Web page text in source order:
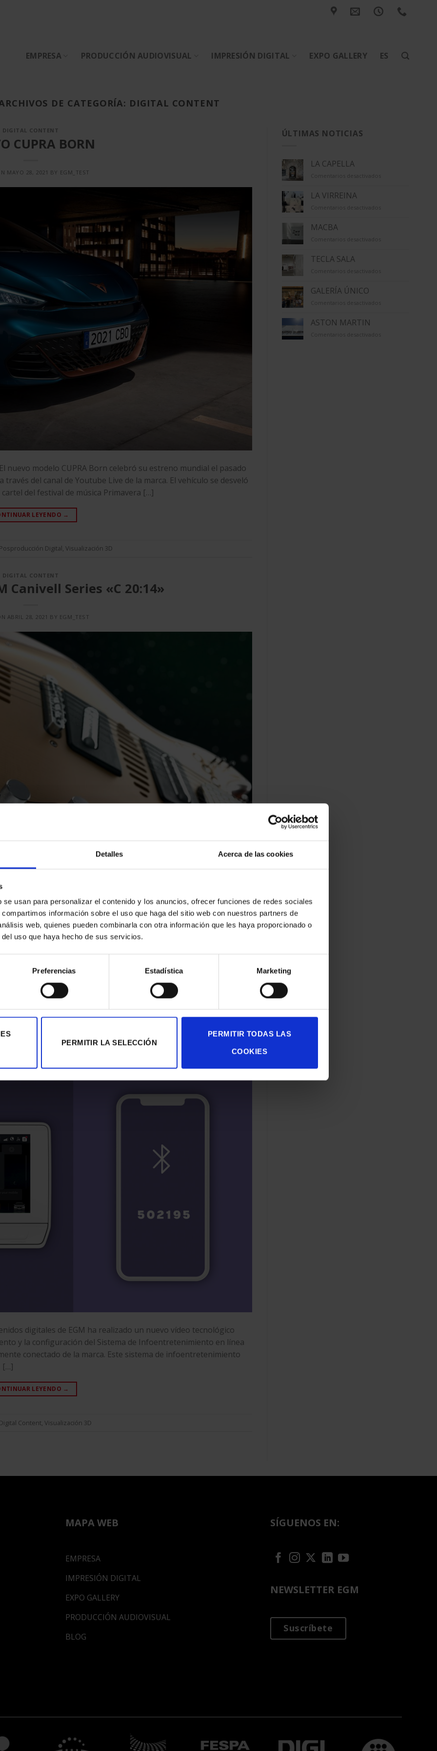
Detalles Acerca de las cookies
usan para personalizar el contenido y los anuncios, ofrecer funciones de redes sociales
información sobre el uso que haga del sitio web con nuestros partners de
web, quienes pueden combinarla con otra información que les haya proporcionado o
uso que haya hecho de sus servicios.
Preferencias Estadística Marketing
PERMITIR LA SELECCIÓN
PERMITIR TODAS LAS
COOKIES
EMPRESA PRODUCCIÓN AUDIOVISUAL IMPRESIÓN DIGITAL EXPO GALLERY ES
DE CATEGORÍA: DIGITAL CONTENT
DIGITAL CONTENT
CUPRA BORN
MAYO 28, 2021 BY EGM_TEST
nuevo modelo CUPRA Born celebró su estreno mundial el pasado
del canal de Youtube Live de la marca. El vehículo se desveló
del festival de música Primavera […]
LEYENDO →
Digital, Visualización 3D
DIGITAL CONTENT
Canivell Series «C 20:14»
ABRIL 28, 2021 BY EGM_TEST
de EGM ha realizado un nuevo proyecto de creación visual
y lanzamiento de su nuevo modelo de guitarra “C 20:14”.
el proceso artesanal de fabricación de la guitarra. A […]
SYSTEM
EGM_TEST
digitales de EGM ha realizado un nuevo vídeo tecnológico
y la configuración del Sistema de Infoentretenimiento en línea
conectado de la marca. Este sistema de infoentretenimiento
[…]
LEYENDO →
Content, Visualización 3D
ÚLTIMAS NOTICIAS
LA CAPELLA
Comentarios desactivados
LA VIRREINA
Comentarios desactivados
MACBA
Comentarios desactivados
TECLA SALA
Comentarios desactivados
GALERÍA ÚNICO
Comentarios desactivados
ASTON MARTIN
Comentarios desactivados
MAPA WEB
EMPRESA
IMPRESIÓN DIGITAL
EXPO GALLERY
PRODUCCIÓN AUDIOVISUAL
BLOG
SÍGUENOS EN:
NEWSLETTER EGM
Suscríbete